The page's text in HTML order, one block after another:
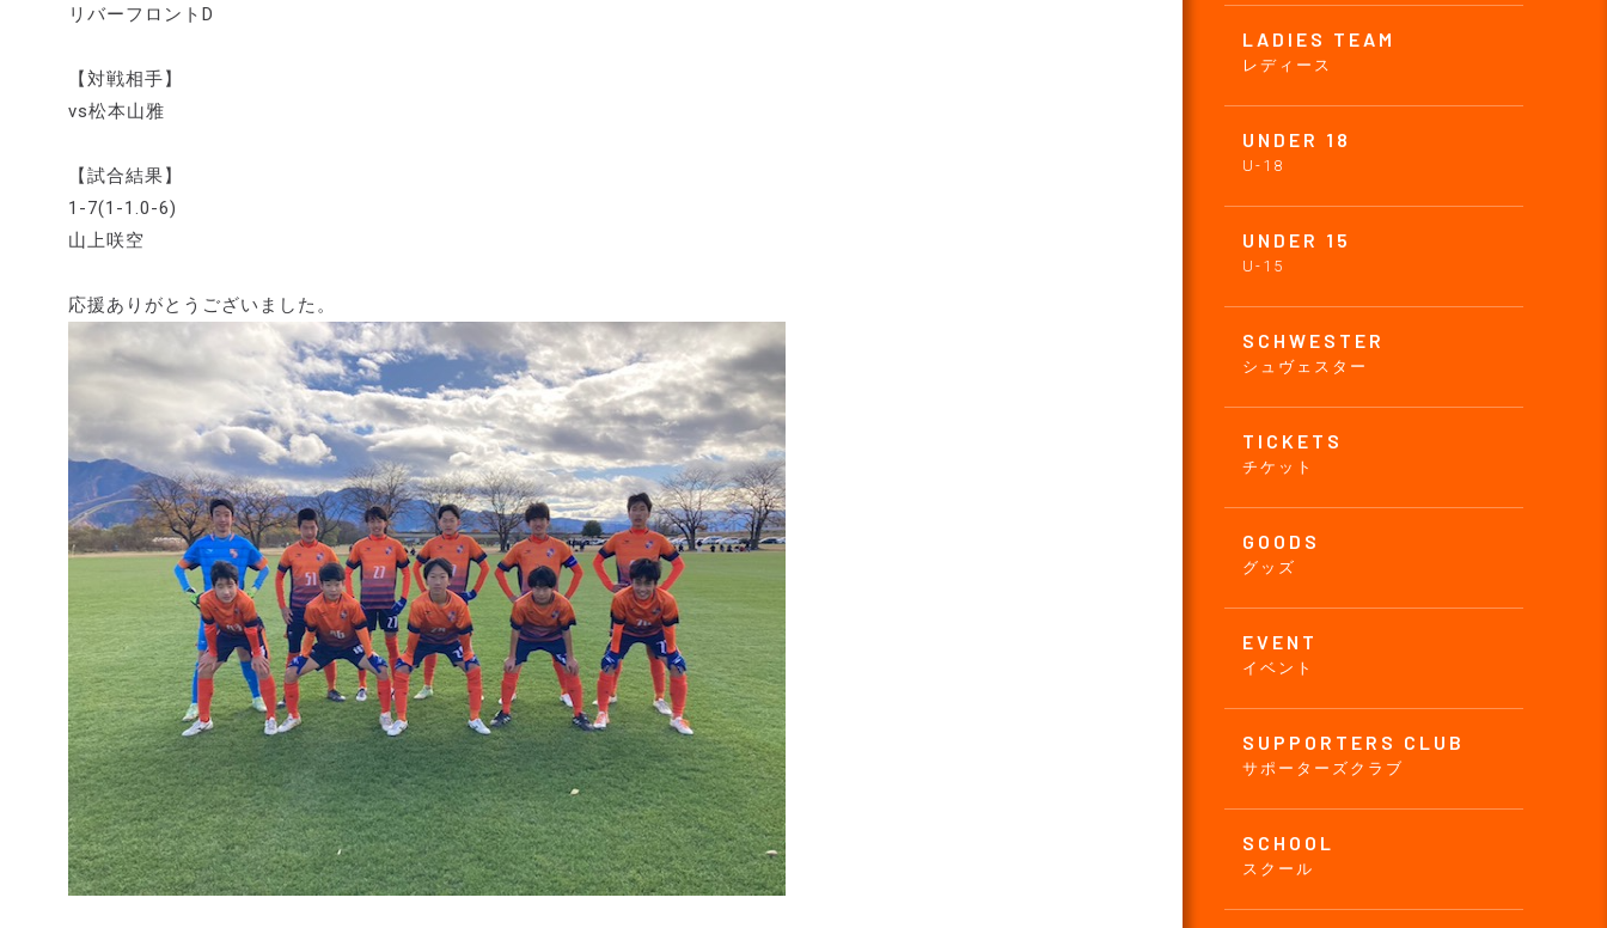
LADIES TEAM
レディース
UNDER 18
U-18
UNDER 15
U-15
SCHWESTER
シュヴェスター
TICKETS
チケット
GOODS
グッズ
EVENT
イベント
SUPPORTERS CLUB
サポーターズクラブ
SCHOOL
スクール
リバーフロントD
【対戦相手】
vs松本山雅
【試合結果】
1-7(1-1.0-6)
山上咲空
応援ありがとうございました。